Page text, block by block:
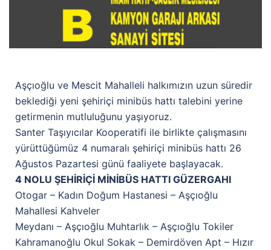
Aşçıoğlu ve Mescit Mahalleli halkımızın uzun süredir
beklediği yeni şehiriçi minibüs hattı talebini yerine
getirmenin mutluluğunu yaşıyoruz.
Santer Taşıyıcılar Kooperatifi ile birlikte çalışmasını
yürüttüğümüz 4 numaralı şehiriçi minibüs hattı 26
Ağustos Pazartesi günü faaliyete başlayacak.
4 NOLU ŞEHİRİÇİ MİNİBÜS HATTI GÜZERGAHI
Otogar – Kadın Doğum Hastanesi – Aşçıoğlu
Mahallesi Kahveler
Meydanı – Aşçıoğlu Muhtarlık – Aşçıoğlu Tokiler
Kahramanoğlu Okul Sokak – Demirdöven Apt – Hızır